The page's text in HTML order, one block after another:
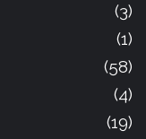
(3)
(1)
(58)
(4)
(19)